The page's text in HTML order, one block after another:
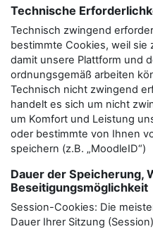
Technische
Technisch zwingend
bestimmte Cookies, weil sie
damit unsere Plattform und
ordnungsgemäß arbeiten
Technisch nicht zwingend
handelt es sich um nicht
um Komfort und Leistung
oder bestimmte von Ihnen
speichern (z.B. „MoodleID“)
Dauer der Speicherung,
Beseitigungsmöglichkeit
Session-Cookies: Die
Dauer Ihrer Sitzung